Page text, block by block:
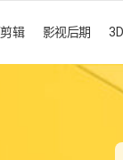
辑 影视后期